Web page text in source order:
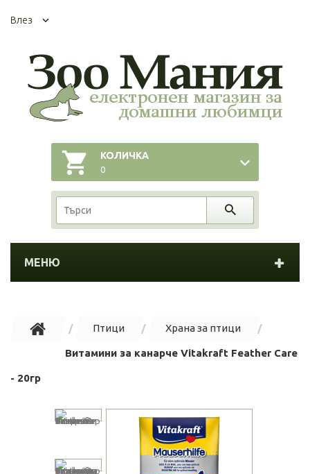
Влез
КОЛИЧКА
0
МЕНЮ
Птици Храна за птици
Витамини за канарче Vitakraft Feather Care
- 20гр